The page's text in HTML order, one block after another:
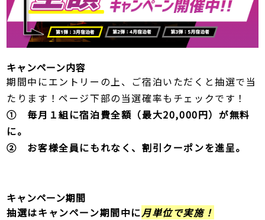
キャンペーン内容
期間中にエントリーの上、ご宿泊いただくと抽選で当
たります！ページ下部の当選確率もチェックです！
① 毎月１組に宿泊費全額（最大20,000円）が無料
に。
② お客様全員にもれなく、割引クーポンを進呈。
キャンペーン期間
抽選はキャンペーン期間中に月単位で実施！